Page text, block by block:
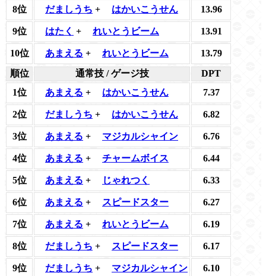
8位 だましうち + はかいこうせん 13.96
9位 はたく + れいとうビーム 13.91
10位 あまえる + れいとうビーム
13.79
順位
通常技 / ゲージ技
DPT
1位
あまえる + はかいこうせん 7.37
2位 だましうち + はかいこうせん 6.82
3位 あまえる + マジカルシャイン 6.76
4位 あまえる + チャームボイス 6.44
5位 あまえる + じゃれつく 6.33
6位 あまえる + スピードスター 6.27
7位 あまえる + れいとうビーム 6.19
8位 だましうち + スピードスター 6.17
9位 だましうち + マジカルシャイン 6.10